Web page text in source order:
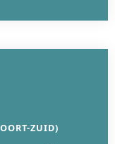
ZUID)